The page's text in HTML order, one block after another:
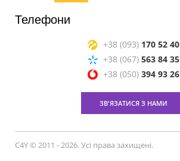
Телефони
+38 (093) 170 52 40
+38 (067) 563 84 35
+38 (050) 394 93 26
ЗВ'ЯЗАТИСЯ З НАМИ
C4Y © 2011 - 2026. Усі права захищені.